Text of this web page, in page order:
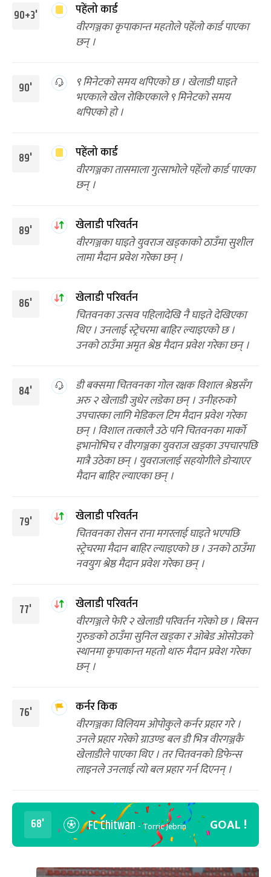
90‌‌+3'
पहेंलो कार्ड
वीरगञ्जका कृपाकान्त महतोले पहेँलो कार्ड पाएका
छन् ।
90'
९ मिनेटको समय थपिएको छ । खेलाडी घाइते
भएकाले खेल रोकिएकाले ९ मिनेटको समय
थपिएको हो ।
89'
पहेंलो कार्ड
वीरगञ्जका तासमाला गुत्साभोले पहेँलो कार्ड पाएका
छन् ।
89'
खेलाडी परिवर्तन
वीरगञ्जका घाइते युवराज खड्काको ठाउँमा सुशील
लामा मैदान प्रवेश गरेका छन् ।
86'
खेलाडी परिवर्तन
चितवनका उत्सव पहिलादेखि नै घाइते देखिएका
थिए । उनलाई स्ट्रेचरमा बाहिर ल्याइएको छ ।
उनको ठाउँमा अमृत श्रेष्ठ मैदान प्रवेश गरेका छन् ।
84'
डी बक्समा चितवनका गोल रक्षक विशाल श्रेष्ठसँग
अरु २ खेलाडी जुधेर लडेका छन् । उनीहरुको
उपचारका लागि मेडिकल टिम मैदान प्रवेश गरेका
छन् । विशाल तत्कालै उठे पनि चितवनका मार्को
इभानोभिच र वीरगञ्जका युवराज खड्का उपचारपछि
मात्रै उठेका छन् । युवराजलाई सहयोगीले डोर्‍याएर
मैदान बाहिर ल्याएका छन् ।
79'
खेलाडी परिवर्तन
चितवनका रोसन राना मगरलाई घाइते भएपछि
स्ट्रेचरमा मैदान बाहिर ल्याइएको छ । उनको ठाउँमा
नवयुग श्रेष्ठ मैदान प्रवेश गरेका छन् ।
77'
खेलाडी परिवर्तन
वीरगञ्जले फेरि २ खेलाडी परिवर्तन गरेको छ । बिसन
गुरुङको ठाउँमा सुनिल खड्का र ओबेड ओसोउको
स्थानमा कृपाकान्त महतो थारु मैदान प्रवेश गरेका
छन् ।
76'
कर्नर किक
वीरगञ्जका विलियम ओपोकुले कर्नर प्रहार गरे ।
उनले प्रहार गरेको ग्राउण्ड बल डी भित्र वीरगञ्जकै
खेलाडीले पाएका थिए । तर चितवनको डिफेन्स
लाइनले उनलाई त्यो बल प्रहार गर्न दिएनन् ।
68' FC Chitwan - Torric Jebrin GOAL !